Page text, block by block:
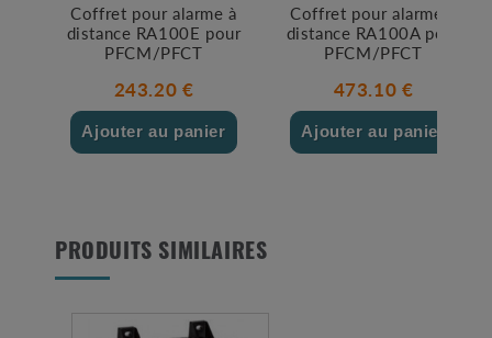
Coffret pour alarme à
distance RA100E pour
PFCM/PFCT
243.20 €
Ajouter au panier
Coffret pour alarme à
distance RA100A pour
PFCM/PFCT
473.10 €
Ajouter au panier
PRODUITS SIMILAIRES